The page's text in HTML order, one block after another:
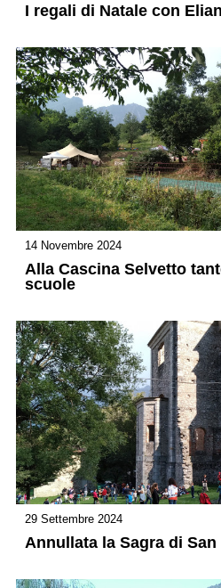
I regali di Natale con
14 Novembre 2024
Alla Cascina Selvetto
scuole
29 Settembre 2024
Annullata la Sagra di San